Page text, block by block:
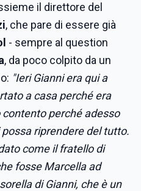
il direttore del
, che pare di essere già
- sempre al question
, da poco colpito da un
"Ieri Gianni era qui a
a casa perché era
perché adesso
riprendere del tutto.
come il fratello di
fosse Marcella ad
di Gianni, che è un